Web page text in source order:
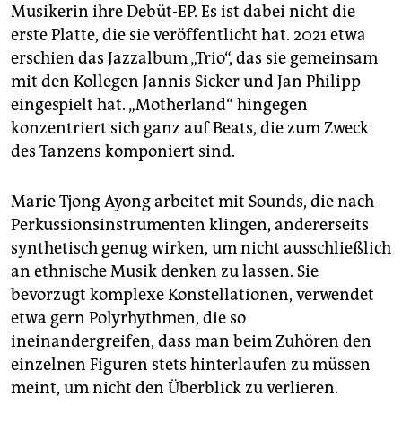
Musikerin ihre Debüt-EP. Es ist dabei nicht die
erste Platte, die sie veröffentlicht hat. 2021 etwa
erschien das Jazzalbum „Trio“, das sie gemeinsam
mit den Kollegen Jannis Sicker und Jan Philipp
eingespielt hat. „Motherland“ hingegen
konzentriert sich ganz auf Beats, die zum Zweck
des Tanzens komponiert sind.
Marie Tjong Ayong arbeitet mit Sounds, die nach
Perkussionsinstrumenten klingen, andererseits
synthetisch genug wirken, um nicht ausschließlich
an ethnische Musik denken zu lassen. Sie
bevorzugt komplexe Konstellationen, verwendet
etwa gern Polyrhythmen, die so
ineinandergreifen, dass man beim Zuhören den
einzelnen Figuren stets hinterlaufen zu müssen
meint, um nicht den Überblick zu verlieren.